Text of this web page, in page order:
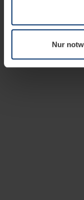
notwendig sind. Für
wir Ihre Erlaubnis.
widerrufen.
Nur